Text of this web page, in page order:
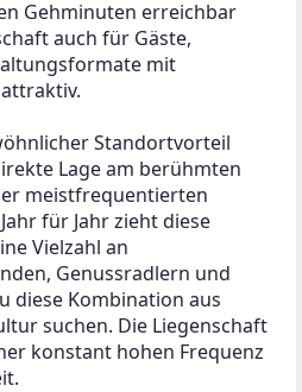
Gehminuten erreichbar
auch für Gäste,
mit
Standortvorteil
Lage am berühmten
meistfrequentierten
für Jahr zieht diese
Vielzahl an
Genussradlern und
diese Kombination aus
suchen. Die Liegenschaft
konstant hohen Frequenz